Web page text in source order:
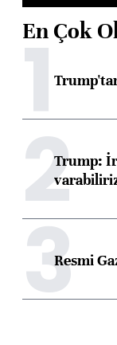
En Çok
1
2Trump:
3Resmi